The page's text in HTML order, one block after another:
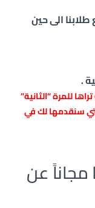
الى حين
.
للمرة “الثانية”
سنقدمها لك في
عن